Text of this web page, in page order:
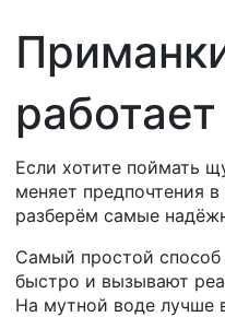
Если хотите поймать
меняет предпочтения
разберём самые
Самый простой способ
быстро и вызывают
На мутной воде лучше